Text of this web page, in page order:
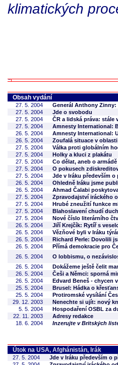
klimatických
Obsah vydání
27. 5. 2004
Generál Anthony
27. 5. 2004
Jde o svobodu
27. 5. 2004
ČR a lidská práva: stále
27. 5. 2004
Amnesty International:
26. 5. 2004
Amnesty International:
26. 5. 2004
Zoufalá situace v
27. 5. 2004
Válka proti globálním
27. 5. 2004
Holky a kluci z plakátu
27. 5. 2004
Co dělat, aneb o
27. 5. 2004
O pokusech
27. 5. 2004
Jde v Iráku především
26. 5. 2004
Ohledně Iráku jsme
26. 5. 2004
Ahmad Čalabi
27. 5. 2004
Zpravodajství iráckého
27. 5. 2004
Hrubé zneužití funkce
27. 5. 2004
Blahoslavení chudí
27. 5. 2004
Nové číslo literárního
26. 5. 2004
Jiří Krejčík: Rytíř s
26. 5. 2004
Vězňové byli v Iráku
26. 5. 2004
Richard Perle: Dovolili
26. 5. 2004
Přímá demokracie pro
26. 5. 2004
O lobbismu, o
26. 5. 2004
Dokážeme ještě čelit
26. 5. 2004
Češi a Němci: sporná
26. 5. 2004
Edvard Beneš - chycen
25. 5. 2004
Brusel: Hádka o
25. 5. 2004
Protiromské vysílání
29. 12. 2003
Nenechte si ujít: nový
5. 5. 2004
Hospodaření OSBL za
22. 11. 2003
Adresy redakce
18. 6. 2004
Inzerujte v Britských
Útok na USA, Afghánistán, Irák
27. 5. 2004
Jde v Iráku především o